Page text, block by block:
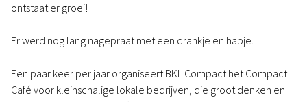
ontstaat er groei!
Er werd nog lang nagepraat met een drankje en hapje.
Een paar keer per jaar organiseert BKL Compact het Compact
Café voor kleinschalige lokale bedrijven, die groot denken en